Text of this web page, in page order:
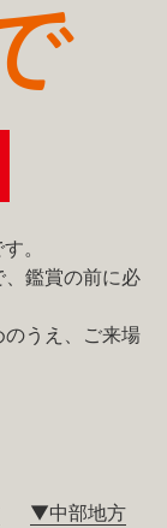
。
鑑賞の前に必
うえ、ご来場
▼中部地方